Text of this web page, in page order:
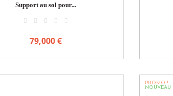
Support au sol pour...
79,000 €
PROMO !
NOUVEAU